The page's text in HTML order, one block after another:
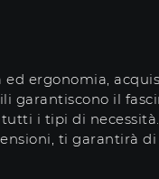
ergonomia,
garantiscono il
i tipi di
ti garantirà